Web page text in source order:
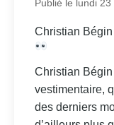
Publié le lundi
Christian
Christian
vestimentaire,
des derniers